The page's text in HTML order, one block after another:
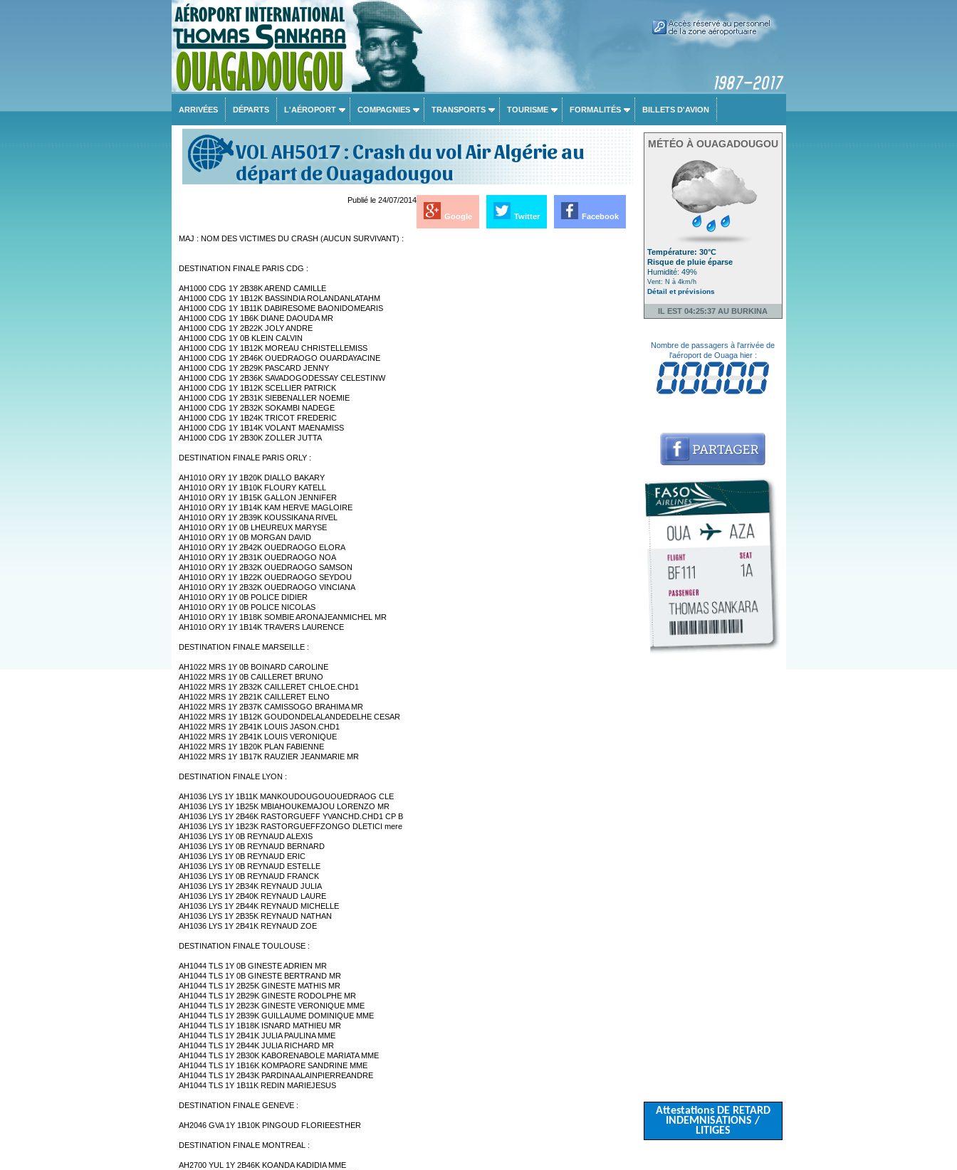
ARRIVÉES DÉPARTS L'AÉROPORT COMPAGNIES TRANSPORTS TOURISME FORMALITÉS BILLETS D'AVION
VOL AH5017 : Crash du vol Air Algérie au
départ de Ouagadougou
Facebook
Twitter
Google
Publié le 24/07/2014
MAJ : NOM DES VICTIMES DU CRASH (AUCUN SURVIVANT) :
DESTINATION FINALE PARIS CDG :
AH1000 CDG 1Y 2B38K AREND CAMILLE
AH1000 CDG 1Y 1B12K BASSINDIA ROLANDANLATAHM
AH1000 CDG 1Y 1B11K DABIRESOME BAONIDOMEARIS
AH1000 CDG 1Y 1B6K DIANE DAOUDA MR
AH1000 CDG 1Y 2B22K JOLY ANDRE
AH1000 CDG 1Y 0B KLEIN CALVIN
AH1000 CDG 1Y 1B12K MOREAU CHRISTELLEMISS
AH1000 CDG 1Y 2B46K OUEDRAOGO OUARDAYACINE
AH1000 CDG 1Y 2B29K PASCARD JENNY
AH1000 CDG 1Y 2B36K SAVADOGODESSAY CELESTINW
AH1000 CDG 1Y 1B12K SCELLIER PATRICK
AH1000 CDG 1Y 2B31K SIEBENALLER NOEMIE
AH1000 CDG 1Y 2B32K SOKAMBI NADEGE
AH1000 CDG 1Y 1B24K TRICOT FREDERIC
AH1000 CDG 1Y 1B14K VOLANT MAENAMISS
AH1000 CDG 1Y 2B30K ZOLLER JUTTA
DESTINATION FINALE PARIS ORLY :
AH1010 ORY 1Y 1B20K DIALLO BAKARY
AH1010 ORY 1Y 1B10K FLOURY KATELL
AH1010 ORY 1Y 1B15K GALLON JENNIFER
AH1010 ORY 1Y 1B14K KAM HERVE MAGLOIRE
AH1010 ORY 1Y 2B39K KOUSSIKANA RIVEL
AH1010 ORY 1Y 0B LHEUREUX MARYSE
AH1010 ORY 1Y 0B MORGAN DAVID
AH1010 ORY 1Y 2B42K OUEDRAOGO ELORA
AH1010 ORY 1Y 2B31K OUEDRAOGO NOA
AH1010 ORY 1Y 2B32K OUEDRAOGO SAMSON
AH1010 ORY 1Y 1B22K OUEDRAOGO SEYDOU
AH1010 ORY 1Y 2B32K OUEDRAOGO VINCIANA
AH1010 ORY 1Y 0B POLICE DIDIER
AH1010 ORY 1Y 0B POLICE NICOLAS
AH1010 ORY 1Y 1B18K SOMBIE ARONAJEANMICHEL MR
AH1010 ORY 1Y 1B14K TRAVERS LAURENCE
DESTINATION FINALE MARSEILLE :
AH1022 MRS 1Y 0B BOINARD CAROLINE
AH1022 MRS 1Y 0B CAILLERET BRUNO
AH1022 MRS 1Y 2B32K CAILLERET CHLOE.CHD1
AH1022 MRS 1Y 2B21K CAILLERET ELNO
AH1022 MRS 1Y 2B37K CAMISSOGO BRAHIMA MR
AH1022 MRS 1Y 1B12K GOUDONDELALANDEDELHE CESAR
AH1022 MRS 1Y 2B41K LOUIS JASON.CHD1
AH1022 MRS 1Y 2B41K LOUIS VERONIQUE
AH1022 MRS 1Y 1B20K PLAN FABIENNE
AH1022 MRS 1Y 1B17K RAUZIER JEANMARIE MR
DESTINATION FINALE LYON :
AH1036 LYS 1Y 1B11K MANKOUDOUGOUOUEDRAOG CLE
AH1036 LYS 1Y 1B25K MBIAHOUKEMAJOU LORENZO MR
AH1036 LYS 1Y 2B46K RASTORGUEFF YVANCHD.CHD1 CP B
AH1036 LYS 1Y 1B23K RASTORGUEFFZONGO DLETICI mere
AH1036 LYS 1Y 0B REYNAUD ALEXIS
AH1036 LYS 1Y 0B REYNAUD BERNARD
AH1036 LYS 1Y 0B REYNAUD ERIC
AH1036 LYS 1Y 0B REYNAUD ESTELLE
AH1036 LYS 1Y 0B REYNAUD FRANCK
AH1036 LYS 1Y 2B34K REYNAUD JULIA
AH1036 LYS 1Y 2B40K REYNAUD LAURE
AH1036 LYS 1Y 2B44K REYNAUD MICHELLE
AH1036 LYS 1Y 2B35K REYNAUD NATHAN
AH1036 LYS 1Y 2B41K REYNAUD ZOE
DESTINATION FINALE TOULOUSE :
AH1044 TLS 1Y 0B GINESTE ADRIEN MR
AH1044 TLS 1Y 0B GINESTE BERTRAND MR
AH1044 TLS 1Y 2B25K GINESTE MATHIS MR
AH1044 TLS 1Y 2B29K GINESTE RODOLPHE MR
AH1044 TLS 1Y 2B23K GINESTE VERONIQUE MME
AH1044 TLS 1Y 2B39K GUILLAUME DOMINIQUE MME
AH1044 TLS 1Y 1B18K ISNARD MATHIEU MR
AH1044 TLS 1Y 2B41K JULIA PAULINA MME
AH1044 TLS 1Y 2B44K JULIA RICHARD MR
AH1044 TLS 1Y 2B30K KABORENABOLE MARIATA MME
AH1044 TLS 1Y 1B16K KOMPAORE SANDRINE MME
AH1044 TLS 1Y 2B43K PARDINA ALAINPIERREANDRE
AH1044 TLS 1Y 1B11K REDIN MARIEJESUS
DESTINATION FINALE GENEVE :
AH2046 GVA 1Y 1B10K PINGOUD FLORIEESTHER
DESTINATION FINALE MONTREAL :
AH2700 YUL 1Y 2B46K KOANDA KADIDIA MME
MÉTÉO À OUAGADOUGOU
Température: 30°C
Risque de pluie éparse
Humidité: 49%
Vent: N à 4km/h
Détail et prévisions
IL EST 04:25:37 AU BURKINA
Nombre de passagers à l'arrivée de
l'aéroport de Ouaga hier :
Attestations DE RETARD
INDEMNISATIONS /
LITIGES